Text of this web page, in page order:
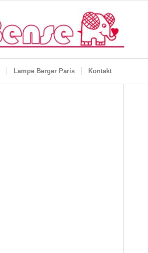
Lampe Berger Paris Kontakt